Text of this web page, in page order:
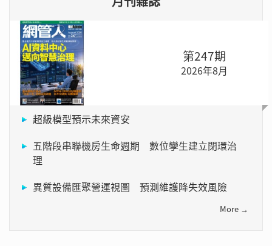
第247期
2026年8月
超級模型預示未來資安
五階段串聯機房生命週期 數位孿生建立閉環治
理
異質設備匯聚營運視圖 預測維護降失效風險
More →